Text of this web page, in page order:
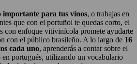
importante para tus vinos, o trabajas en
que con el portuñol te quedas corto, el
con enfoque vitivinícola promete ayudarte
con el público brasileño. A lo largo de 16
cada uno, aprenderás a contar sobre el
en portugués, utilizando un vocabulario